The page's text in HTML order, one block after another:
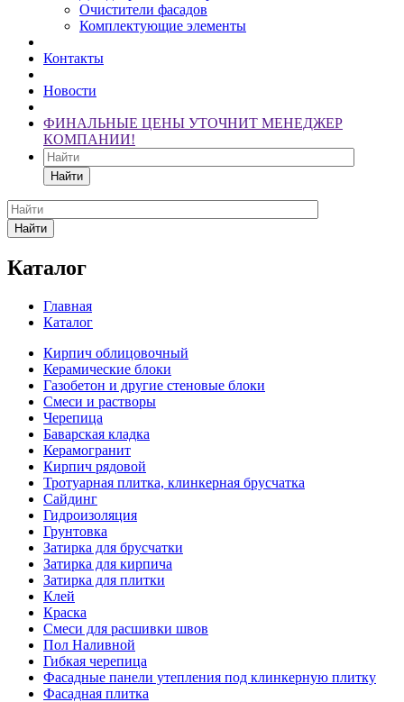
Очистители фасадов
Комплектующие элементы
Контакты
Новости
ФИНАЛЬНЫЕ ЦЕНЫ УТОЧНИТ МЕНЕДЖЕР
КОМПАНИИ!
Найти
Найти
Каталог
Главная
Каталог
Кирпич облицовочный
Керамические блоки
Газобетон и другие стеновые блоки
Смеси и растворы
Черепица
Баварская кладка
Керамогранит
Кирпич рядовой
Тротуарная плитка, клинкерная брусчатка
Сайдинг
Гидроизоляция
Грунтовка
Затирка для брусчатки
Затирка для кирпича
Затирка для плитки
Клей
Краска
Смеси для расшивки швов
Пол Наливной
Гибкая черепица
Фасадные панели утепления под клинкерную плитку
Фасадная плитка